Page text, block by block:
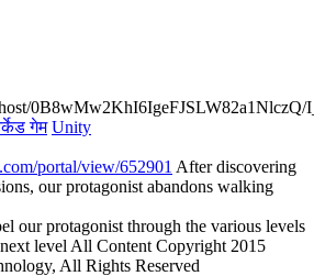
0B8wMw2KhI6IgeFJSLW82a1NlczQ/
गेम Unity
portal/view/652901 After discovering
our protagonist abandons walking
our protagonist through the various levels
level All Content Copyright 2015
All Rights Reserved